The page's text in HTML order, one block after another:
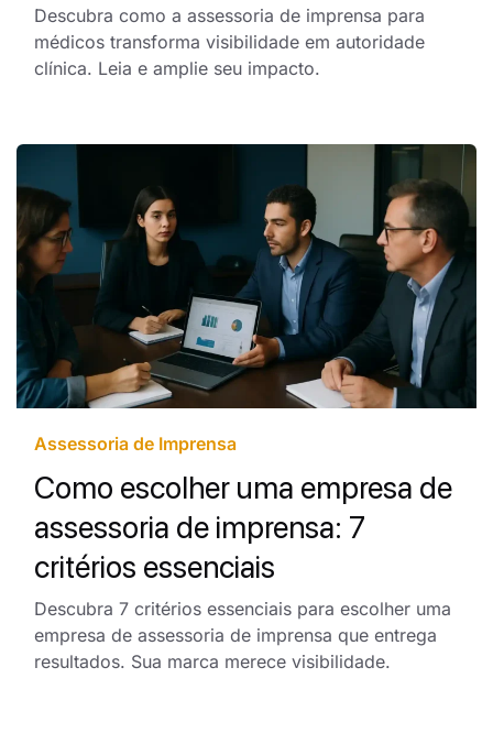
Descubra como a assessoria de imprensa para
médicos transforma visibilidade em autoridade
clínica. Leia e amplie seu impacto.
Assessoria de Imprensa
Como escolher uma empresa de
assessoria de imprensa: 7
critérios essenciais
Descubra 7 critérios essenciais para escolher uma
empresa de assessoria de imprensa que entrega
resultados. Sua marca merece visibilidade.